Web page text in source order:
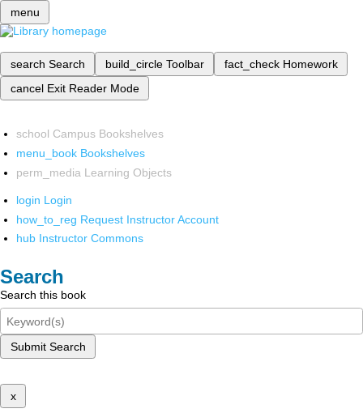
menu
search Search build_circle Toolbar fact_check Homework
cancel Exit Reader Mode
school Campus Bookshelves
menu_book Bookshelves
perm_media Learning Objects
login Login
how_to_reg Request Instructor Account
hub Instructor Commons
Search
Search this book
Submit Search
x